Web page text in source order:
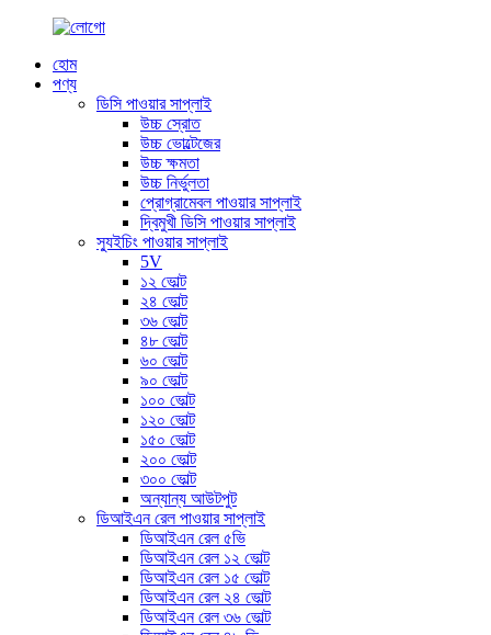
হোম
পণ্য
ডিসি পাওয়ার সাপ্লাই
উচ্চ স্রোত
উচ্চ ভোল্টেজের
উচ্চ ক্ষমতা
উচ্চ নির্ভুলতা
প্রোগ্রামেবল পাওয়ার সাপ্লাই
দ্বিমুখী ডিসি পাওয়ার সাপ্লাই
স্যুইচিং পাওয়ার সাপ্লাই
5V
১২ ভোল্ট
২৪ ভোল্ট
৩৬ ভোল্ট
৪৮ ভোল্ট
৬০ ভোল্ট
৯০ ভোল্ট
১০০ ভোল্ট
১২০ ভোল্ট
১৫০ ভোল্ট
২০০ ভোল্ট
৩০০ ভোল্ট
অন্যান্য আউটপুট
ডিআইএন রেল পাওয়ার সাপ্লাই
ডিআইএন রেল ৫ভি
ডিআইএন রেল ১২ ভোল্ট
ডিআইএন রেল ১৫ ভোল্ট
ডিআইএন রেল ২৪ ভোল্ট
ডিআইএন রেল ৩৬ ভোল্ট